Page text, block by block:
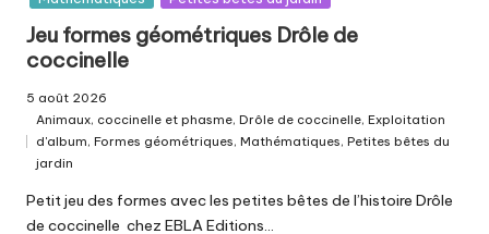
Jeu formes géométriques Drôle de
coccinelle
5 août 2026
Posted
in
Animaux, coccinelle et phasme,Drôle de coccinelle,Exploitation
d'album,Formes géométriques,Mathématiques,Petites bêtes du
jardin
Petit jeu des formes avec les petites bêtes de l’histoire Drôle
de coccinelle chez EBLA Editions…